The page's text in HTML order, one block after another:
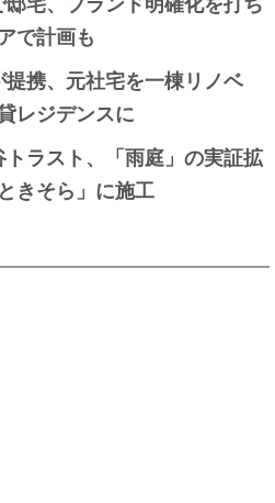
で計画も
携、元社宅を一棟リノベ
レジデンスに
ラスト、「雨庭」の実証拡
きそら」に施工